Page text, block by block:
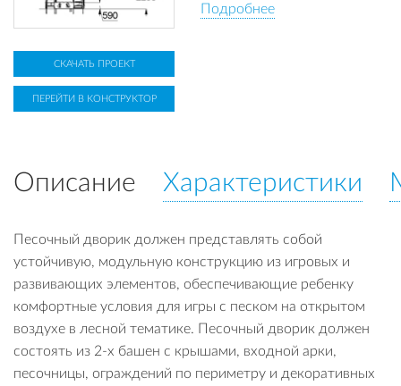
Подробнее
СКАЧАТЬ ПРОЕКТ
ПЕРЕЙТИ В КОНСТРУКТОР
Описание Характеристики
Песочный дворик должен представлять собой
устойчивую, модульную конструкцию из игровых и
развивающих элементов, обеспечивающие ребенку
комфортные условия для игры с песком на открытом
воздухе в лесной тематике. Песочный дворик должен
состоять из 2-х башен с крышами, входной арки,
песочницы, ограждений по периметру и декоративных